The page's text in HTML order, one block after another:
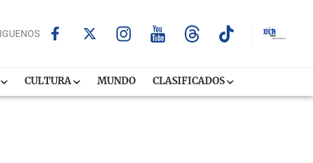
CULTURA MUNDO CLASIFICADOS